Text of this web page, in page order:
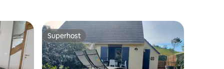
Superhost
Superhost